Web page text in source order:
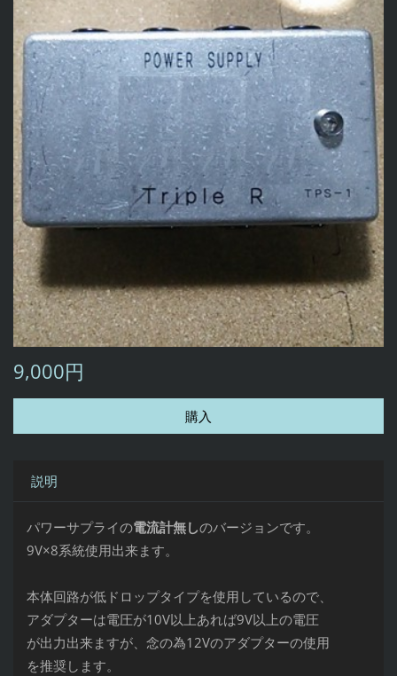
9,000円
説明
パワーサプライの電流計無しのバージョンです。
9V×8系統使用出来ます。
本体回路が低ドロップタイプを使用しているので、
アダプターは電圧が10V以上あれば9V以上の電圧
が出力出来ますが、念の為12Vのアダプターの使用
を推奨します。